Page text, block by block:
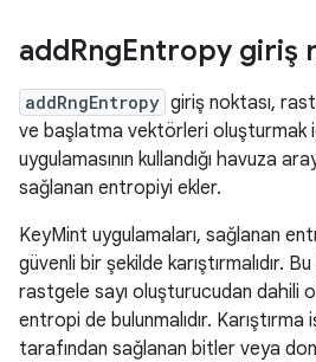
addRngEntropy giriş
addRngEntropy giriş noktası,
ve başlatma vektörleri oluşturmak
uygulamasının kullandığı havuza
sağlanan entropiyi ekler.
KeyMint uygulamaları, sağlanan
güvenli bir şekilde karıştırmalıdır.
rastgele sayı oluşturucudan dahili
entropi de bulunmalıdır. Karıştırma
tarafından sağlanan bitler veya